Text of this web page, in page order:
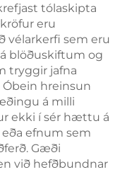
tólaskipta
eru
vélarkerfi sem eru
blöðuskiftum og
tryggir jafna
hreinsun
á milli
ekki í sér hættu á
efnum sem
Gæði
við hefðbundnar